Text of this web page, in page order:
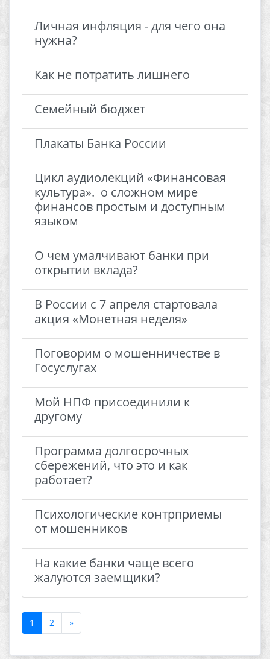
Личная инфляция - для чего она
нужна?
Как не потратить лишнего
Семейный бюджет
Плакаты Банка России
Цикл аудиолекций «Финансовая
культура». о сложном мире
финансов простым и доступным
языком
О чем умалчивают банки при
открытии вклада?
В России с 7 апреля стартовала
акция «Монетная неделя»
Поговорим о мошенничестве в
Госуслугах
Мой НПФ присоединили к
другому
Программа долгосрочных
сбережений, что это и как
работает?
Психологические контрприемы
от мошенников
На какие банки чаще всего
жалуются заемщики?
1 2 »